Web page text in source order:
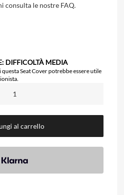
consulta le nostre FAQ.
DIFFICOLTÀ MEDIA
Seat Cover potrebbe essere utile
al carrello